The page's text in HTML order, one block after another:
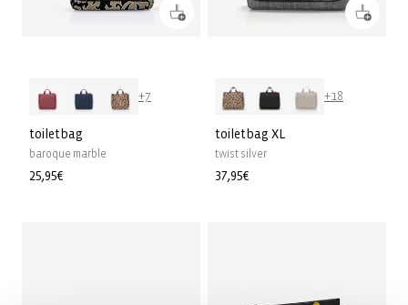
+7
toiletbag
baroque marble
Prix
25,95€
+18
toiletbag XL
twist silver
Prix
37,95€